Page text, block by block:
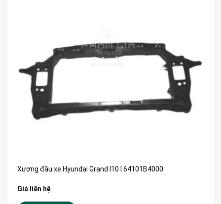
Xương đầu xe Hyundai Grand I10 | 64101B4000
Giá liên hệ